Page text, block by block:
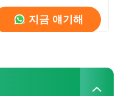
지금 얘기해